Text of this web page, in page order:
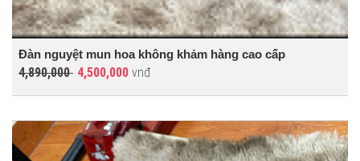
Đàn nguyệt mun hoa không khảm hàng cao cấp
4,890,000 4,500,000 vnđ